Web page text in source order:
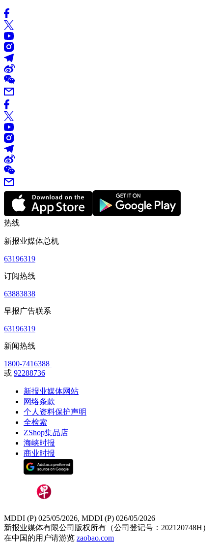
热线
新报业媒体总机
63196319
订阅热线
63883838
早报广告联系
63196319
新闻热线
1800-7416388
或 92288736
新报业媒体网站
网络条款
个人资料保护声明
全检索
ZShop集品店
海峡时报
商业时报
MDDI (P) 025/05/2026, MDDI (P) 026/05/2026
新报业媒体有限公司版权所有（公司登记号：202120748H）
在中国的用户请游览 zaobao.com